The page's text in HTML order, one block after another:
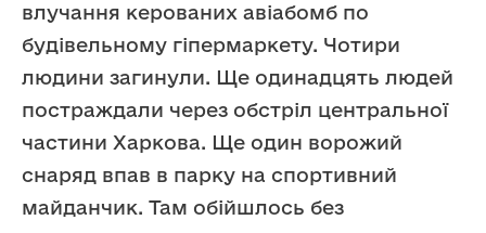
влучання керованих авіабомб по
будівельному гіпермаркету. Чотири
людини загинули. Ще одинадцять людей
постраждали через обстріл центральної
частини Харкова. Ще один ворожий
снаряд впав в парку на спортивний
майданчик. Там обійшлось без